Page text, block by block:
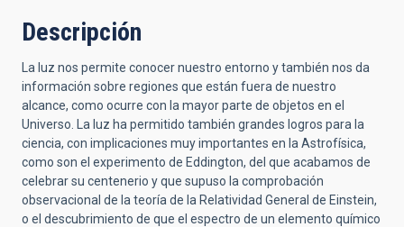
Descripción
La luz nos permite conocer nuestro entorno y también nos da
información sobre regiones que están fuera de nuestro
alcance, como ocurre con la mayor parte de objetos en el
Universo. La luz ha permitido también grandes logros para la
ciencia, con implicaciones muy importantes en la Astrofísica,
como son el experimento de Eddington, del que acabamos de
celebrar su centenerio y que supuso la comprobación
observacional de la teoría de la Relatividad General de Einstein,
o el descubrimiento de que el espectro de un elemento químico